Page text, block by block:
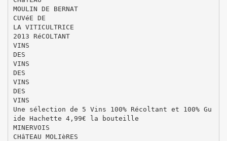
MOULIN DE BERNAT
CUVéE DE
LA VITICULTRICE
2013 RéCOLTANT
VINS
DES
VINS
DES
VINS
DES
VINS
Une sélection de 5 Vins 100% Récoltant et 100% Gu
ide Hachette 4,99€ la bouteille
MINERVOIS
CHâTEAU MOLIèRES